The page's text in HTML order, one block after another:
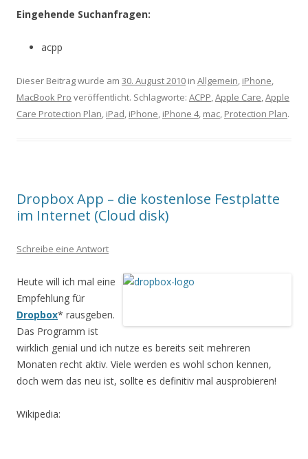
Eingehende Suchanfragen:
acpp
Dieser Beitrag wurde am 30. August 2010 in Allgemein, iPhone,
MacBook Pro veröffentlicht. Schlagworte: ACPP,Apple Care,Apple
Care Protection Plan, iPad, iPhone, iPhone 4, mac, Protection Plan.
Dropbox App – die kostenlose Festplatte
im Internet (Cloud disk)
Schreibe eine Antwort
Heute will ich mal eine
Empfehlung für
Dropbox* rausgeben.
Das Programm ist
wirklich genial und ich nutze es bereits seit mehreren
Monaten recht aktiv. Viele werden es wohl schon kennen,
doch wem das neu ist, sollte es definitiv mal ausprobieren!
Wikipedia: